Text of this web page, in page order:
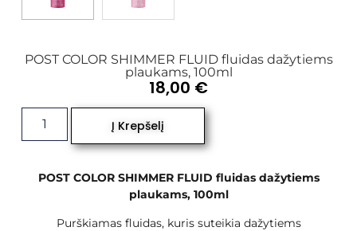
POST COLOR SHIMMER FLUID fluidas dažytiems
plaukams, 100ml
POST COLOR SHIMMER FLUID fluidas dažytiems
plaukams, 100ml
Purškiamas fluidas, kuris suteikia dažytiems
18,00 €
Į Krepšelį